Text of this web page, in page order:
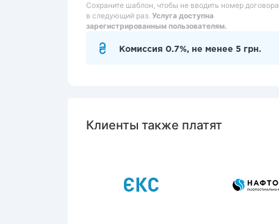
Сохраните шаблон, чтобы не вводить номер договора
в следующий раз. Услуга доступна
зарегистрированным пользователям.
Комиссия 0.7%, не менее 5 грн.
Клиенты также платят